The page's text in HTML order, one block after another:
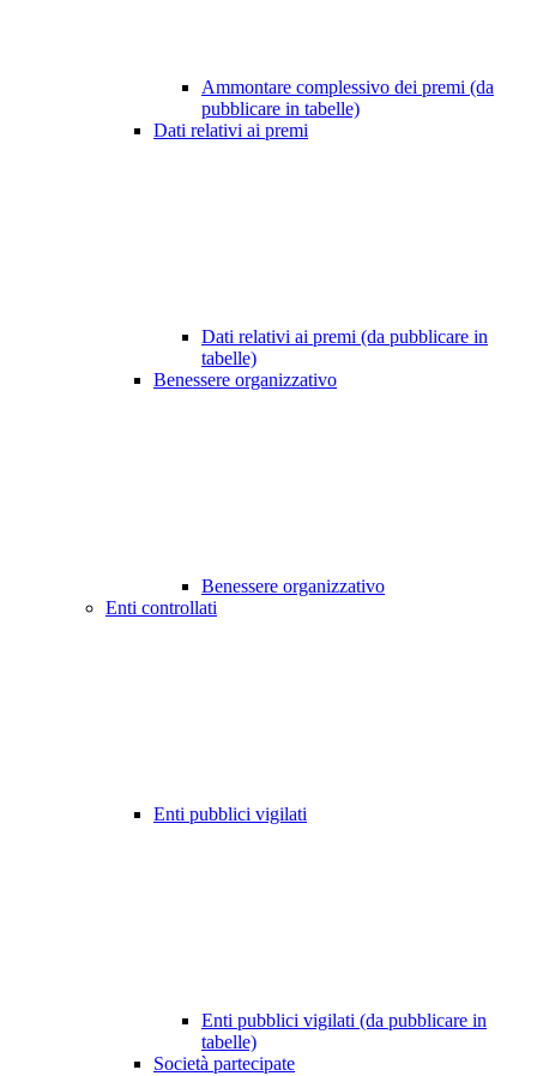
Ammontare complessivo dei premi (da
pubblicare in tabelle)
Dati relativi ai premi
Dati relativi ai premi (da pubblicare in
tabelle)
Benessere organizzativo
Benessere organizzativo
Enti controllati
Enti pubblici vigilati
Enti pubblici vigilati (da pubblicare in
tabelle)
Società partecipate